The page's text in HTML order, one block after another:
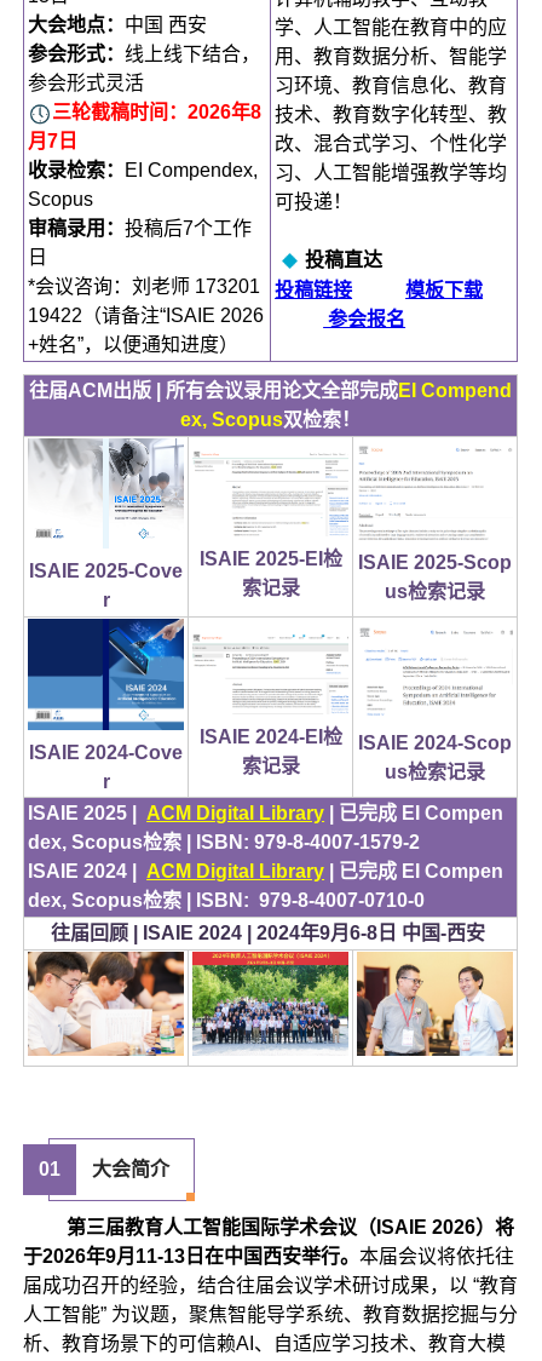
大会地点： 中国 西安
参会形式：线上线下结合，
参会形式灵活
三轮截稿时间：2026年8
月7日
收录检索：
EI Compendex,
Scopus
审稿录用：投稿后7个工作
日
*会议咨询：刘老师 173201
19422（请备注“ISAIE 2026
+姓名”，以便通知进度）
学、人工智能在教育中的应
用、教育数据分析、智能学
习环境、教育信息化、教育
技术、教育数字化转型、教
改、混合式学习、个性化学
习、人工智能增强教学等均
可投递！
投稿直达
投稿链接
模板下载
参会报名
往届ACM出版 | 所有会议录用论文全部完成EI Compend
ex, Scopus双检索！
ISAIE 2025-Cove
r
ISAIE 2025-EI检
索记录
ISAIE 2025-Scop
us检索记录
ISAIE 2024-Cove
r
ISAIE 2024-EI检
索记录
ISAIE 2024-Scop
us检索记录
ISAIE 2025 | ACM Digital Library
| 已完成 EI Compen
dex, Scopus检索 | ISBN: 979-8-4007-1579-2
ISAIE 2024 | ACM Digital Library | 已完成 EI Compen
dex, Scopus检索 | ISBN: 979-8-4007-0710-0
往届回顾 | ISAIE 2024 | 2024年9月6-8日 中国-西安
01 大会简介
第三届教育人工智能国际学术会议（ISAIE 2026）将
于2026年9月11-13日在中国西安举行。本届会议将依托往
届成功召开的经验，结合往届会议学术研讨成果，以 “教育
人工智能” 为议题，聚焦智能导学系统、教育数据挖掘与分
析、教育场景下的可信赖AI、自适应学习技术、教育大模